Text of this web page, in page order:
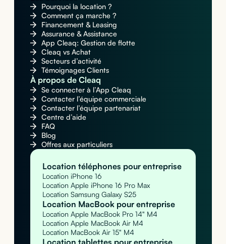
Pourquoi la location ?
Comment ça marche ?
Financement & Leasing
Assurance & Assistance
App Cleaq: Gestion de flotte
Cleaq vs Achat
Secteurs d’activité
Témoignages Clients
À propos de Cleaq
Se connecter à l’App Cleaq
Contacter l’équipe commerciale
Contacter l’équipe partenariat
Centre d’aide
FAQ
Blog
Offres aux particuliers
Location téléphones pour entreprise
Location iPhone 16
Location Apple iPhone 16 Pro Max
Location Samsung Galaxy S25
Location MacBook pour entreprise
Location Apple MacBook Pro 14" M4
Location Apple MacBook Air M4
Location MacBook Air 15" M4